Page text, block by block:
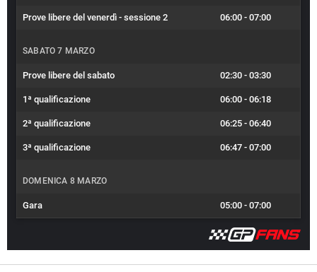
Prove libere del venerdì - sessione 2 06:00 - 07:00
SABATO 7 MARZO
Prove libere del sabato 02:30 - 03:30
1ª qualificazione 06:00 - 06:18
2ª qualificazione 06:25 - 06:40
3ª qualificazione 06:47 - 07:00
DOMENICA 8 MARZO
Gara 05:00 - 07:00